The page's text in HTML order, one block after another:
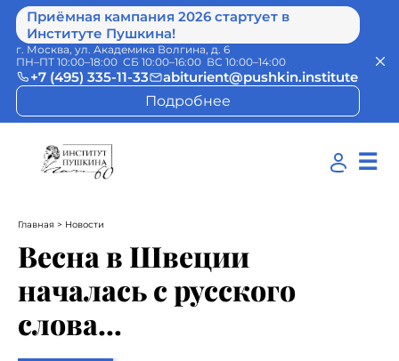
Приёмная кампания 2026 стартует в
Институте Пушкина!
г. Москва, ул. Академика Волгина, д. 6
ПН–ПТ 10:00–18:00 СБ 10:00–16:00 ВС 10:00–14:00
+7 (495) 335-11-33
abiturient@pushkin.institute
Подробнее
☰
Главная > Новости
Весна в Швеции
началась с русского
слова…